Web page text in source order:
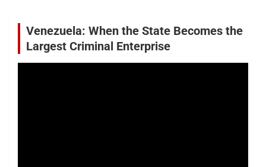
Venezuela: When the State Becomes the
Largest Criminal Enterprise